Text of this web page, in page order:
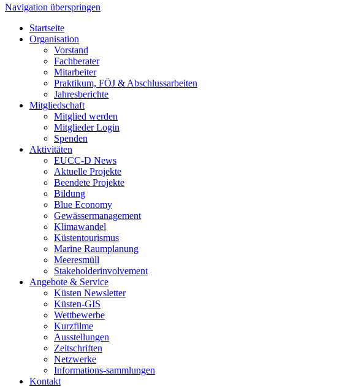
Navigation überspringen
Startseite
Organisation
Vorstand
Fachberater
Mitarbeiter
Praktikum, FÖJ & Abschlussarbeiten
Jahresberichte
Mitgliedschaft
Mitglied werden
Mitglieder Login
Spenden
Aktivitäten
EUCC-D News
Aktuelle Projekte
Beendete Projekte
Bildung
Blue Economy
Gewässermanagement
Klimawandel
Küstentourismus
Marine Raumplanung
Meeresmüll
Stakeholderinvolvement
Angebote & Service
Küsten Newsletter
Küsten-GIS
Wettbewerbe
Kurzfilme
Ausstellungen
Zeitschriften
Netzwerke
Informations-sammlungen
Kontakt